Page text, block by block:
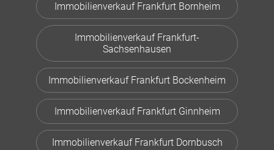
Immobilienverkauf Frankfurt Bornheim
Immobilienverkauf Frankfurt-
Sachsenhausen
Immobilienverkauf Frankfurt Bockenheim
Immobilienverkauf Frankfurt Ginnheim
Immobilienverkauf Frankfurt Dornbusch